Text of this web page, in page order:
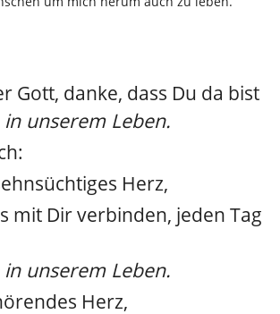
Gott, danke, dass Du da bist
unserem Leben.
Herz,
mit Dir verbinden, jeden Tag
unserem Leben.
Herz,